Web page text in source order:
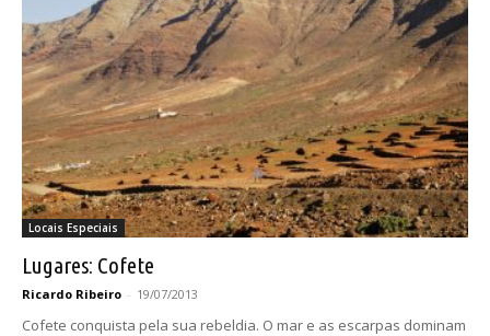
Locais Especiais
Lugares: Cofete
Ricardo Ribeiro - 19/07/2013
Cofete conquista pela sua rebeldia. O mar e as escarpas dominam